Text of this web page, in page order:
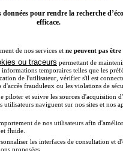
la
étudiant en 1ère année de
pour rendre la recherche
efficace.
de nos services et ne peuvent pas être
ou traceurs permettant de
temporaires telles que les
de l'utilisateur, vérifier s'il est
d'accès frauduleux ou les violations de
piloter et suivre les sources d'acquisition
naviguent sur nos sites et nos
de nos utilisateurs afin
fluide.
les interfaces de consultation et
proposées.